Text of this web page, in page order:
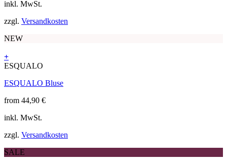
Die
können
auf
der
gewählt
werden
inkl. MwSt.
zzgl. Versandkosten
NEW
+
Dieses
weist
Varianten
Die
können
auf
der
ESQUALO
ESQUALO Bluse
from 44,90 €
inkl. MwSt.
zzgl. Versandkosten
SALE